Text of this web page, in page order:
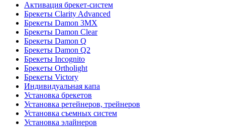
Активация брекет-систем
Брекеты Clarity Advanced
Брекеты Damon 3MX
Брекеты Damon Clear
Брекеты Damon Q
Брекеты Damon Q2
Брекеты Incognito
Брекеты Ortholight
Брекеты Victory
Индивидуальная капа
Установка брекетов
Установка ретейнеров, трейнеров
Установка съемных систем
Установка элайнеров